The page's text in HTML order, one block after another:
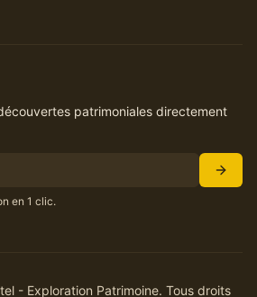
patrimoniales directement
en 1 clic.
- Exploration Patrimoine. Tous droits